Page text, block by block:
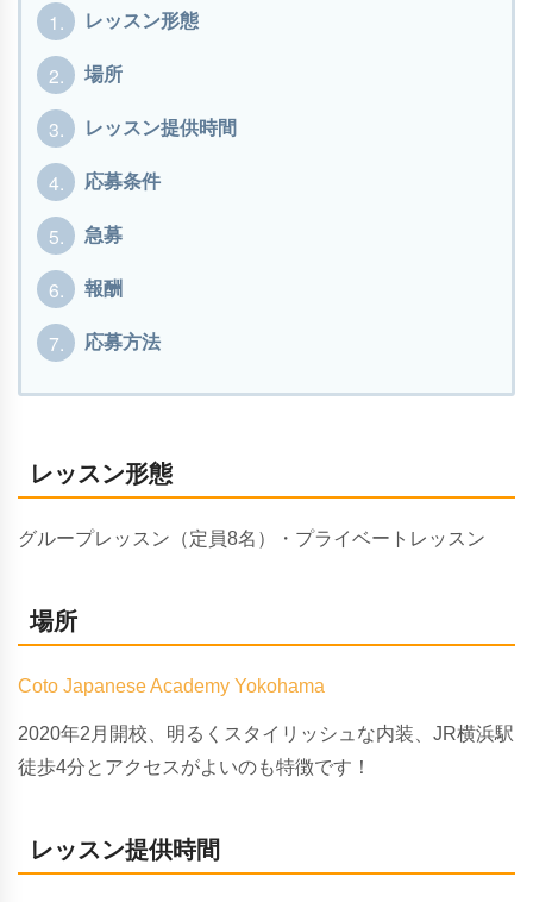
1. レッスン形態
2. 場所
3. レッスン提供時間
4. 応募条件
5. 急募
6. 報酬
7. 応募方法
レッスン形態
グループレッスン（定員8名）・プライベートレッスン
場所
Coto Japanese Academy Yokohama
2020年2 月開校、明るくスタイリッシュな内装、 JR横浜駅
徒歩4分とアクセスがよいのも特徴です！
レッスン提供時間